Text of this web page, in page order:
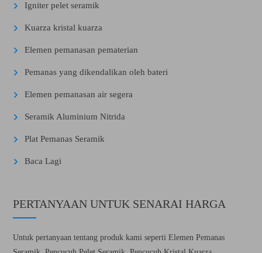
Igniter pelet seramik
Kuarza kristal kuarza
Elemen pemanasan pematerian
Pemanas yang dikendalikan oleh bateri
Elemen pemanasan air segera
Seramik Aluminium Nitrida
Plat Pemanas Seramik
Baca Lagi
PERTANYAAN UNTUK SENARAI HARGA
Untuk pertanyaan tentang produk kami seperti Elemen Pemanas